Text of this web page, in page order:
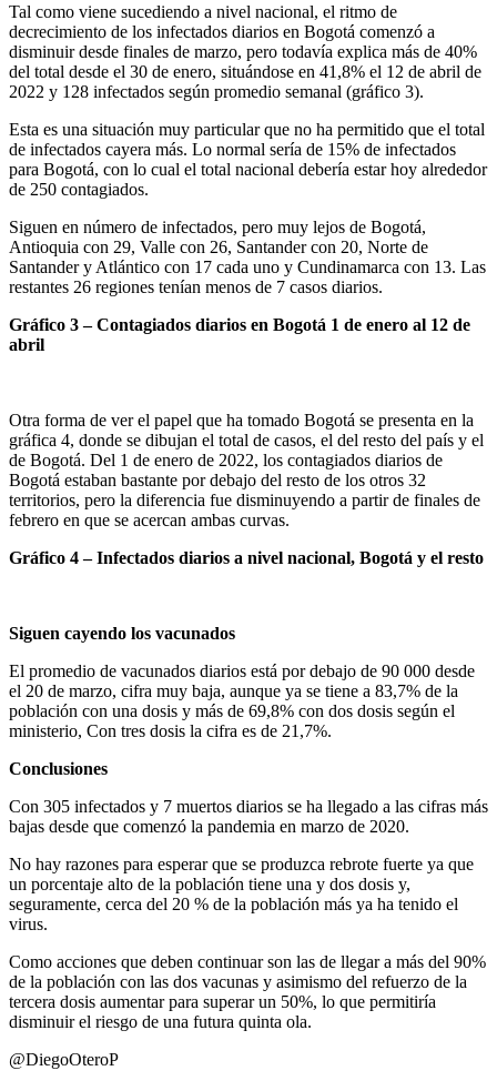
Tal como viene sucediendo a nivel nacional, el ritmo de
decrecimiento de los infectados diarios en Bogotá comenzó a
disminuir desde finales de marzo, pero todavía explica más de 40%
del total desde el 30 de enero, situándose en 41,8% el 12 de abril de
2022 y 128 infectados según promedio semanal (gráfico 3).
Esta es una situación muy particular que no ha permitido que el total
de infectados cayera más. Lo normal sería de 15% de infectados
para Bogotá, con lo cual el total nacional debería estar hoy alrededor
de 250 contagiados.
Siguen en número de infectados, pero muy lejos de Bogotá,
Antioquia con 29, Valle con 26, Santander con 20, Norte de
Santander y Atlántico con 17 cada uno y Cundinamarca con 13. Las
restantes 26 regiones tenían menos de 7 casos diarios.
Gráfico 3 – Contagiados diarios en Bogotá 1 de enero al 12 de
abril
Otra forma de ver el papel que ha tomado Bogotá se presenta en la
gráfica 4, donde se dibujan el total de casos, el del resto del país y el
de Bogotá. Del 1 de enero de 2022, los contagiados diarios de
Bogotá estaban bastante por debajo del resto de los otros 32
territorios, pero la diferencia fue disminuyendo a partir de finales de
febrero en que se acercan ambas curvas.
Gráfico 4 – Infectados diarios a nivel nacional, Bogotá y el resto
Siguen cayendo los vacunados
El promedio de vacunados diarios está por debajo de 90 000 desde
el 20 de marzo, cifra muy baja, aunque ya se tiene a 83,7% de la
población con una dosis y más de 69,8% con dos dosis según el
ministerio, Con tres dosis la cifra es de 21,7%.
Conclusiones
Con 305 infectados y 7 muertos diarios se ha llegado a las cifras más
bajas desde que comenzó la pandemia en marzo de 2020.
No hay razones para esperar que se produzca rebrote fuerte ya que
un porcentaje alto de la población tiene una y dos dosis y,
seguramente, cerca del 20 % de la población más ya ha tenido el
virus.
Como acciones que deben continuar son las de llegar a más del 90%
de la población con las dos vacunas y asimismo del refuerzo de la
tercera dosis aumentar para superar un 50%, lo que permitiría
disminuir el riesgo de una futura quinta ola.
@DiegoOteroP